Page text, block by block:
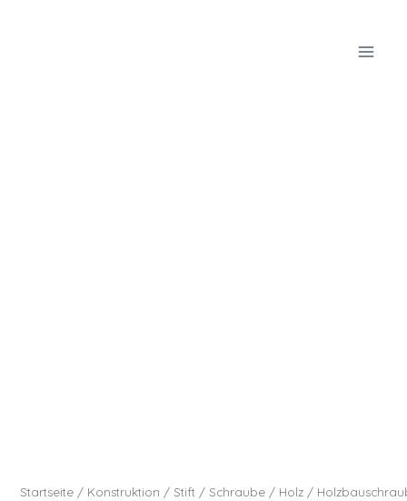
Startseite / Konstruktion /Stift /Schraube / Holz /